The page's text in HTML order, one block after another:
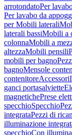
arrotondatoPer
Per lavabo da
per Mobili laterali
laterali bassiMobili a
colonnaMobili a
altezzaMobili pensili
mobili per bagno
bagnoMensole
contenitoreAccessori
ganci portasalviette
magnetichePrese
specchioSpecchio
integrataPezzi di
illuminazione
specchioCon